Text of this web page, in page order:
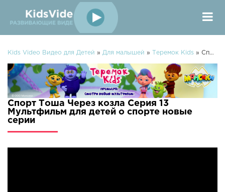
Kids Video Видео для Детей » Для малышей » Теремок Kids » Спорт Тоша Через козла Серия 13 Мультфильм для детей о спорте
Спорт Тоша Через козла Серия 13
Мультфильм для детей о спорте новые
серии